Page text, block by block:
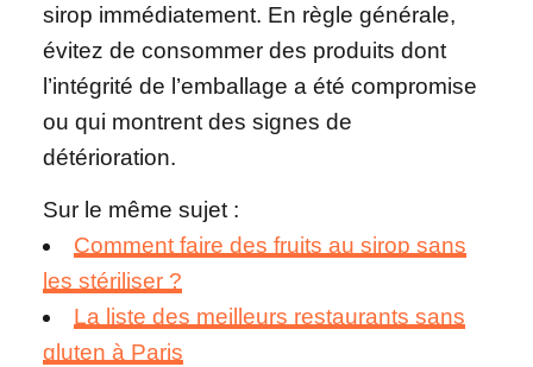
sirop immédiatement. En règle générale,
évitez de consommer des produits dont
l’intégrité de l’emballage a été compromise
ou qui montrent des signes de
détérioration.
Sur le même sujet :
Comment faire des fruits au sirop sans
les stériliser ?
La liste des meilleurs restaurants sans
gluten à Paris